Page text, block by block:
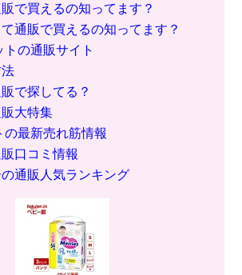
で買えるの知ってます？
通販で買えるの知ってます？
トの通販サイト
で探してる？
大特集
の最新売れ筋情報
口コミ情報
通販人気ランキング